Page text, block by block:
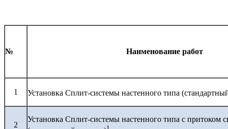
№ Наименование работ
1 Установка Сплит-системы настенного типа
2
Установка Сплит-системы настенного типа с притоком